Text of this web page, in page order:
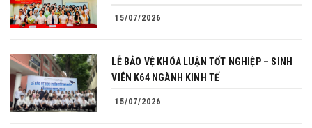
15/07/2026
LỄ BẢO VỆ KHÓA LUẬN TỐT NGHIỆP – SINH
VIÊN K64 NGÀNH KINH TẾ
15/07/2026